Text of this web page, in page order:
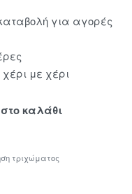
για αγορές
με χέρι
καλάθι
τριχώματος